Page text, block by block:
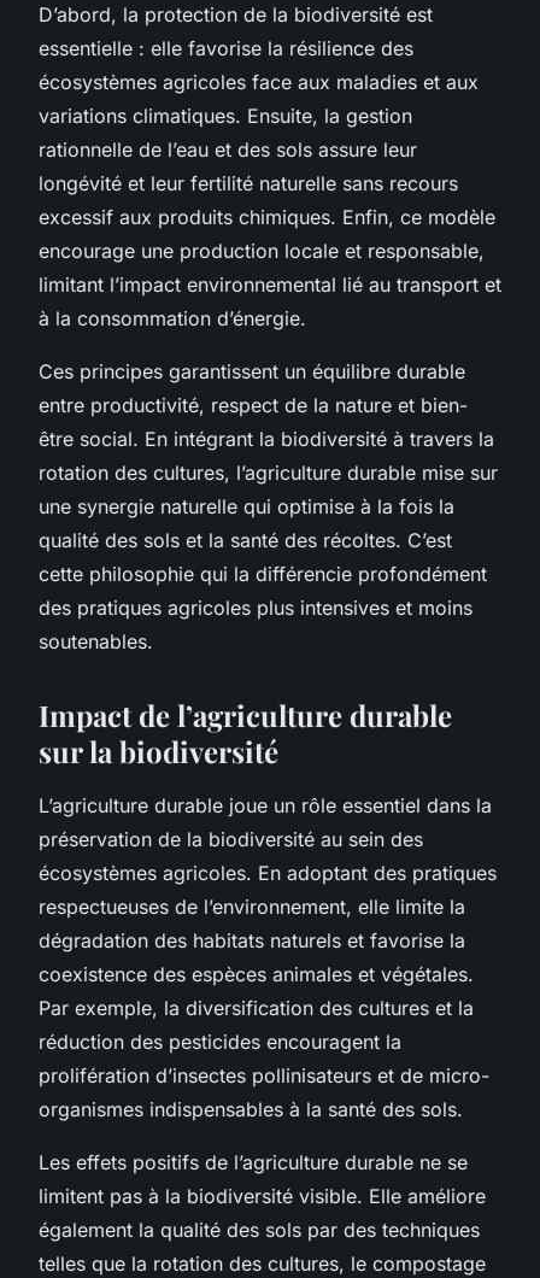
D’abord, la protection de la biodiversité est
essentielle : elle favorise la résilience des
écosystèmes agricoles face aux maladies et aux
variations climatiques. Ensuite, la gestion
rationnelle de l’eau et des sols assure leur
longévité et leur fertilité naturelle sans recours
excessif aux produits chimiques. Enfin, ce modèle
encourage une production locale et responsable,
limitant l’impact environnemental lié au transport et
à la consommation d’énergie.
Ces principes garantissent un équilibre durable
entre productivité, respect de la nature et bien-
être social. En intégrant la biodiversité à travers la
rotation des cultures, l’agriculture durable mise sur
une synergie naturelle qui optimise à la fois la
qualité des sols et la santé des récoltes. C’est
cette philosophie qui la différencie profondément
des pratiques agricoles plus intensives et moins
soutenables.
Impact de l’agriculture durable
sur la biodiversité
L’agriculture durable joue un rôle essentiel dans la
préservation de la biodiversité au sein des
écosystèmes agricoles. En adoptant des pratiques
respectueuses de l’environnement, elle limite la
dégradation des habitats naturels et favorise la
coexistence des espèces animales et végétales.
Par exemple, la diversification des cultures et la
réduction des pesticides encouragent la
prolifération d’insectes pollinisateurs et de micro-
organismes indispensables à la santé des sols.
Les effets positifs de l’agriculture durable ne se
limitent pas à la biodiversité visible. Elle améliore
également la qualité des sols par des techniques
telles que la rotation des cultures, le compostage